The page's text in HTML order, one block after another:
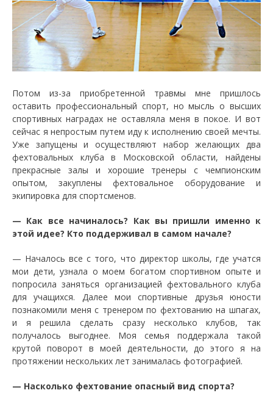
Потом из-за приобретенной травмы мне пришлось
оставить профессиональный спорт, но мысль о высших
спортивных наградах не оставляла меня в покое. И вот
сейчас я непростым путем иду к исполнению своей мечты.
Уже запущены и осуществляют набор желающих два
фехтовальных клуба в Московской области, найдены
прекрасные залы и хорошие тренеры с чемпионским
опытом, закуплены фехтовальное оборудование и
экипировка для спортсменов.
— Как все начиналось? Как вы пришли именно к
этой идее? Кто поддерживал в самом начале?
— Началось все с того, что директор школы, где учатся
мои дети, узнала о моем богатом спортивном опыте и
попросила заняться организацией фехтовального клуба
для учащихся. Далее мои спортивные друзья юности
познакомили меня с тренером по фехтованию на шпагах,
и я решила сделать сразу несколько клубов, так
получалось выгоднее. Моя семья поддержала такой
крутой поворот в моей деятельности, до этого я на
протяжении нескольких лет занималась фотографией.
— Насколько фехтование опасный вид спорта?